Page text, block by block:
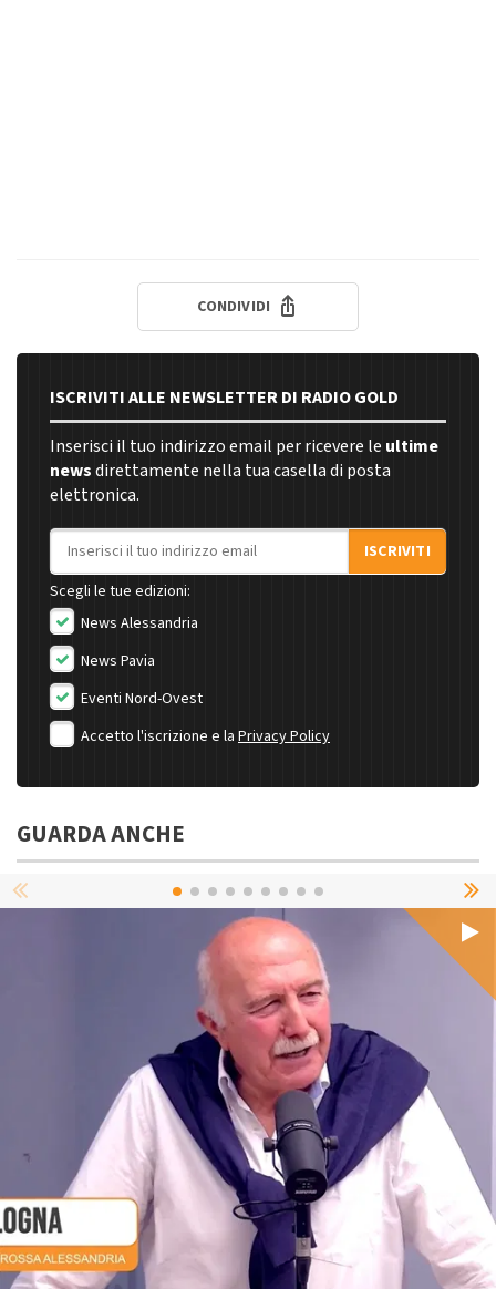
CONDIVIDI
ISCRIVITI ALLE NEWSLETTER DI RADIO GOLD
Inserisci il tuo indirizzo email per ricevere le ultime
newsdirettamente nella tua casella di posta
elettronica.
Indirizzo email
ISCRIVITI
Scegli le tue edizioni:
News Alessandria
News Pavia
Eventi Nord-Ovest
Accetto l'iscrizione e la Privacy Policy
GUARDA ANCHE